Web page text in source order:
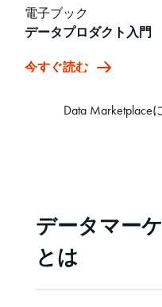
電子ブック
データプロダクト入門
今すぐ読む
Data
データマー
とは